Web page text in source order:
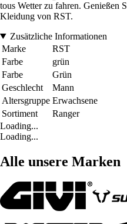
tous Wetter zu fahren. Genießen
Kleidung von RST.
Zusätzliche Informationen
Marke
RST
Farbe
grün
Farbe
Grün
Geschlecht
Mann
Altersgruppe Erwachsene
Sortiment
Ranger
Loading...
Loading...
Alle unsere Marken